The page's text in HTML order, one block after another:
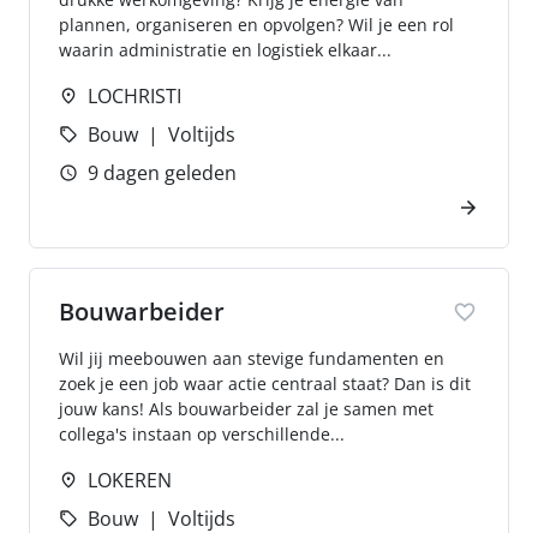
plannen, organiseren en opvolgen? Wil je een rol
waarin administratie en logistiek elkaar...
LOCHRISTI
Bouw
Voltijds
9 dagen geleden
Bouwarbeider
Wil jij meebouwen aan stevige fundamenten en
zoek je een job waar actie centraal staat? Dan is dit
jouw kans! Als bouwarbeider zal je samen met
collega's instaan op verschillende...
LOKEREN
Bouw
Voltijds